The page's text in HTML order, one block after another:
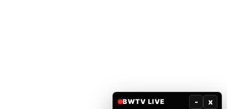
BWTV LIVE - x